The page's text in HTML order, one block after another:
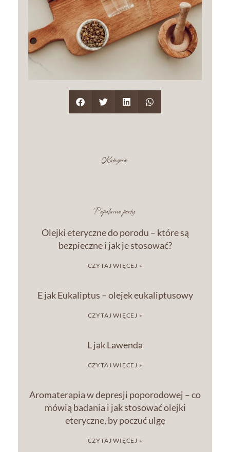
Kategorie:
Popularne posty:
Olejki eteryczne do porodu – które są
bezpieczne i jak je stosować?
CZYTAJ WIĘCEJ »
E jak Eukaliptus – olejek eukaliptusowy
CZYTAJ WIĘCEJ »
L jak Lawenda
CZYTAJ WIĘCEJ »
Aromaterapia w depresji poporodowej – co
mówią badania i jak stosować olejki
eteryczne, by poczuć ulgę
CZYTAJ WIĘCEJ »